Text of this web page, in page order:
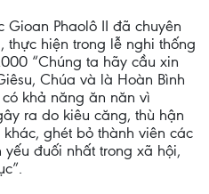
Gioan Phaolô II đã chuyên
thực hiện trong lễ nghi thống
“Chúng ta hãy cầu xin
Chúa và là Hoàn Bình
khả năng ăn năn vì
ra do kiêu căng, thù hận
ghét bỏ thành viên các
đuối nhất trong xã hội,